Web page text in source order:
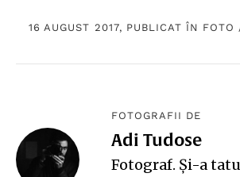
16 AUGUST 2017, PUBLICAT ÎN FOTO
FOTOGRAFII DE
Adi Tudose
Fotograf. Și-a